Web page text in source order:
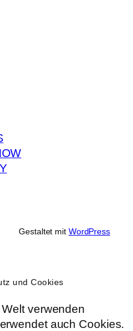
Gestaltet mit WordPress
und Cookies
verwenden
auch Cookies.